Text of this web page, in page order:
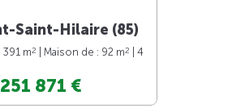
Saint-Hilaire (85)
m2 | Maison de : 92 m2
| 4
251 871 €